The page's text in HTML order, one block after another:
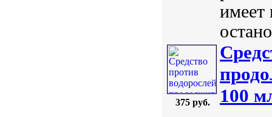
имеет
375 руб.
100